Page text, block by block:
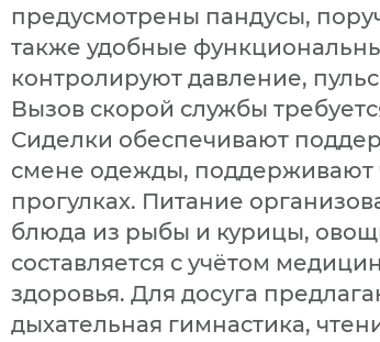
предусмотрены пандусы,
также удобные
контролируют давление,
Вызов скорой службы
Сиделки обеспечивают
смене одежды, поддерживают
прогулках. Питание
блюда из рыбы и курицы,
составляется с учётом
здоровья. Для досуга
дыхательная гимнастика,